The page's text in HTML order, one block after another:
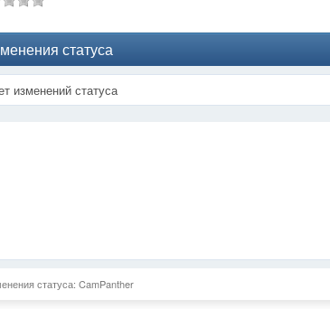
статуса
изменений статуса
статуса: CamPanther